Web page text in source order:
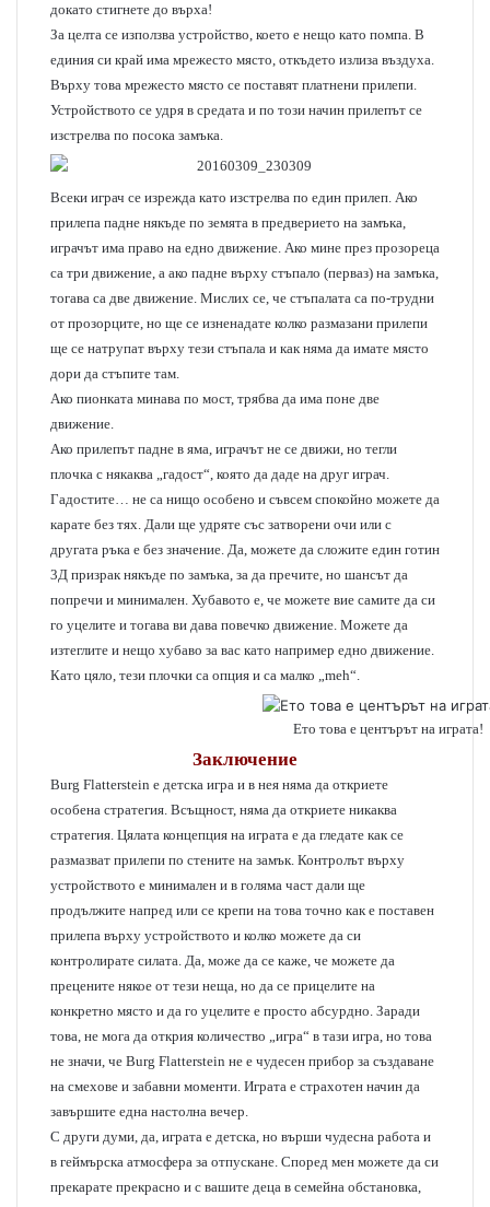
докато стигнете до върха!
За целта се използва устройство, което е нещо като помпа. В
единия си край има мрежесто място, откъдето излиза въздуха.
Върху това мрежесто място се поставят платнени прилепи.
Устройството се удря в средата и по този начин прилепът се
изстрелва по посока замъка.
Всеки играч се изрежда като изстрелва по един прилеп. Ако
прилепа падне някъде по земята в предверието на замъка,
играчът има право на едно движение. Ако мине през прозореца
са три движение, а ако падне върху стъпало (перваз) на замъка,
тогава са две движение. Мислих се, че стъпалата са по-трудни
от прозорците, но ще се изненадате колко размазани прилепи
ще се натрупат върху тези стъпала и как няма да имате място
дори да стъпите там.
Ако пионката минава по мост, трябва да има поне две
движение.
Ако прилепът падне в яма, играчът не се движи, но тегли
плочка с някаква „гадост“, която да даде на друг играч.
Гадостите… не са нищо особено и съвсем спокойно можете да
карате без тях. Дали ще удряте със затворени очи или с
другата ръка е без значение. Да, можете да сложите един готин
3Д призрак някъде по замъка, за да пречите, но шансът да
попречи и минимален. Хубавото е, че можете вие самите да си
го уцелите и тогава ви дава повечко движение. Можете да
изтеглите и нещо хубаво за вас като например едно движение.
Като цяло, тези плочки са опция и са малко „meh“.
Ето това е центърът на играта!
Заключение
Burg Flatterstein е детска игра и в нея няма да откриете
особена стратегия. Всъщност, няма да откриете никаква
стратегия. Цялата концепция на играта е да гледате как се
размазват прилепи по стените на замък. Контролът върху
устройството е минимален и в голяма част дали ще
продължите напред или се крепи на това точно как е поставен
прилепа върху устройството и колко можете да си
контролирате силата. Да, може да се каже, че можете да
прецените някое от тези неща, но да се прицелите на
конкретно място и да го уцелитe е просто абсурдно. Заради
това, не мога да открия количество „игра“ в тази игра, но това
не значи, че Burg Flatterstein не е чудесен прибор за създаване
на смехове и забавни моменти. Играта е страхотен начин да
завършите една настолна вечер.
С други думи, да, играта е детска, но върши чудесна работа и
в геймърска атмосфера за отпускане. Според мен можете да си
прекарате прекрасно и с вашите деца в семейна обстановка,